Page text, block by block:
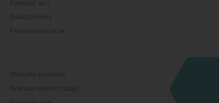
Kalendář akcí
Znalostní testy
Personální inzerce
Obchodní podmínky
Ochrana osobních údajů